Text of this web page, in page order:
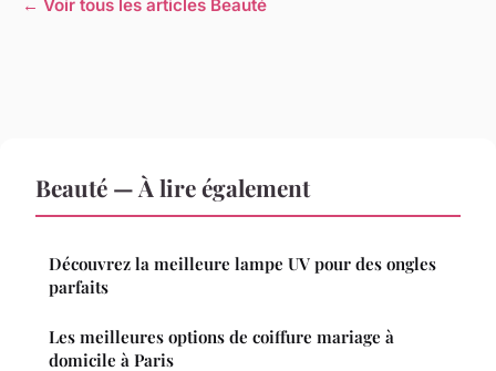
← Voir tous les articles Beauté
Beauté — À lire également
Découvrez la meilleure lampe UV pour des ongles
parfaits
Les meilleures options de coiffure mariage à
domicile à Paris